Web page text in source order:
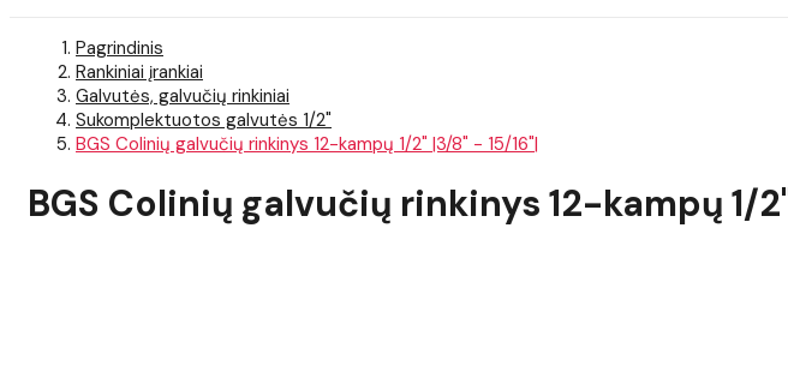
Pagrindinis
Rankiniai įrankiai
Galvutės, galvučių rinkiniai
Sukomplektuotos galvutės 1/2"
BGS Colinių galvučių rinkinys 12-kampų 1/2" |3/8" - 15/16"|
BGS Colinių galvučių rinkinys 12-kampų 1/